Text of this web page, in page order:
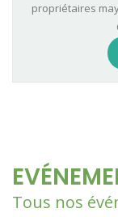
propriétaires
Tous nos